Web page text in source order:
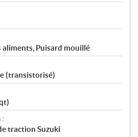
Puisard mouillé
(transistorisé)
:
traction Suzuki